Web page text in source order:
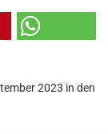
2023 in den